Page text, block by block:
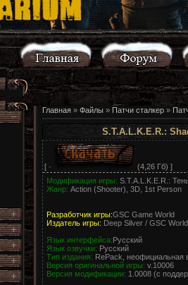
Главная» Файлы» Патчи сталкер»
S.T.A.L.K.E.R.:
[ ·
(4,26 Гб) ]
Модификация игры: S.T.A.L.K.E.R.:
Жанр: Action (Shooter), 3D, 1st Person
Разработчик игры:GSC Game World
Издатель игры: Deep Silver / GSC
Язык интерфейса:Русский
Язык озвучки: Русский
Тип издания: RePack, неофициальная
Версия оригинальной игры: v.10006
Версия модификации: 1.0008 (с